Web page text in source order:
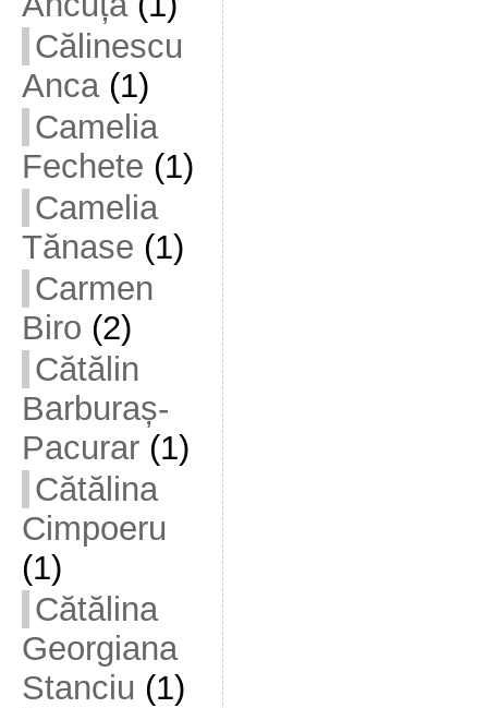
Călinescu
Anca(1)
Camelia
Fechete (1)
Camelia
Tănase (1)
Carmen
Biro (2)
Cătălin
Barburaș-
Pacurar(1)
Cătălina
Cimpoeru
(1)
Cătălina
Georgiana
Stanciu (1)